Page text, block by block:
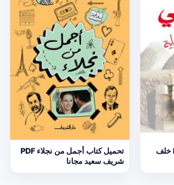
تحميل كتاب الحرّاني PDF خلف
تحميل كتاب أجمل من نجلاء PDF
شريف سعيد مجانا